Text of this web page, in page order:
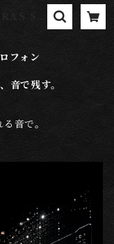
SH
フォン
音で残す。
音で。